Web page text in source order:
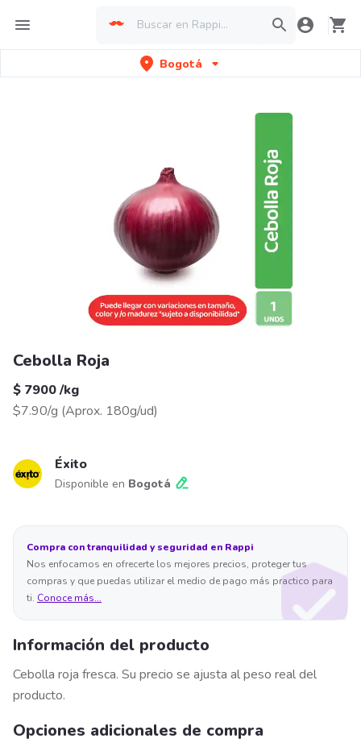
Bogotá
Cebolla Roja
$ 7900/kg
$7.90/g (Aprox. 180g/ud)
Éxito
Disponible en Bogotá
Compra con tranquilidad y seguridad en Rappi
Nos enfocamos en ofrecerte los mejores precios, proteger tus
compras y que puedas utilizar el medio de pago más practico para
ti. Conoce más...
Información del producto
Cebolla roja fresca. Su precio se ajusta al peso real del
producto.
Opciones adicionales de compra